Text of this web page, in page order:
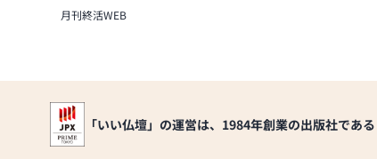
月刊終活WEB
「いい仏壇」の運営は、1984年創業の出版社である